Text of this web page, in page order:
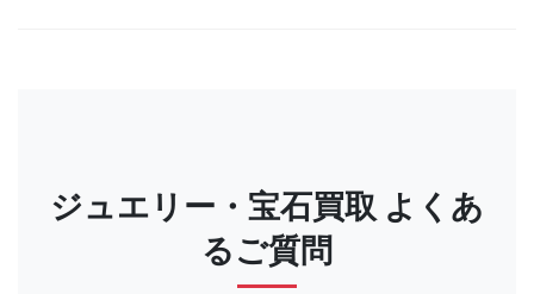
ジュエリー・宝石買取 よくあ
るご質問